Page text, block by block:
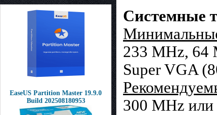
EaseUS Partition Master 19.9.0
Build 202508180953
Системные
233 MHz, 64
Super VGA
300 MHz